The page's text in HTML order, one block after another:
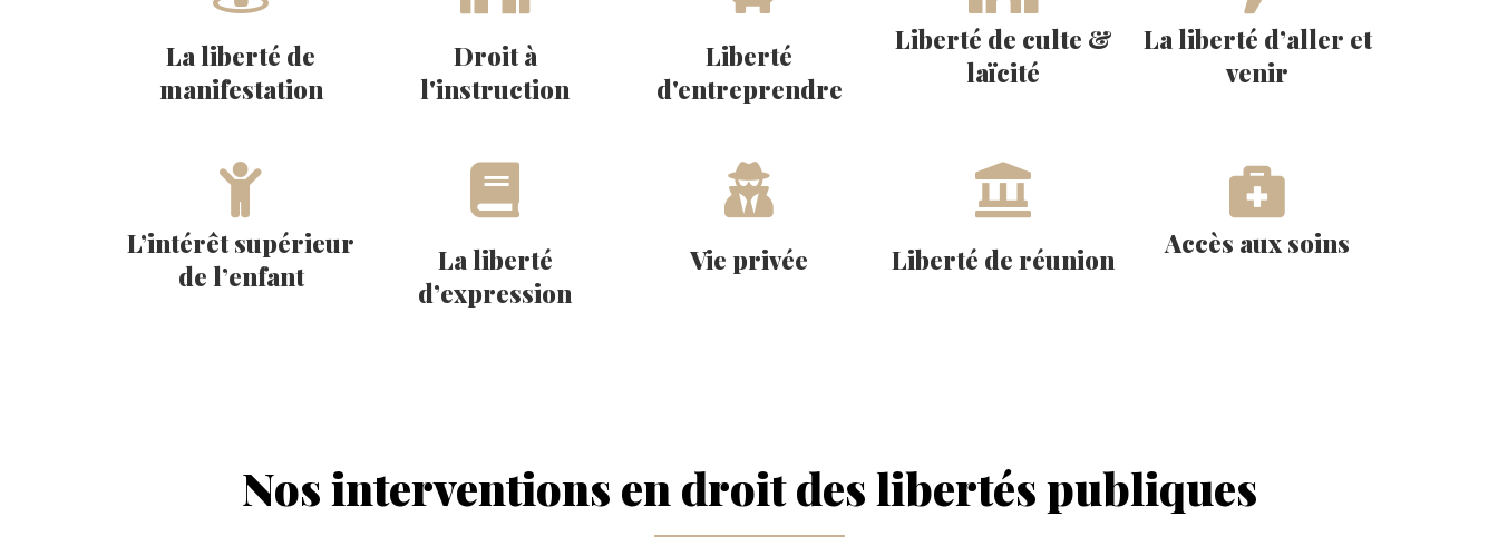
La liberté de
manifestation
Droit à
l'instruction
Liberté
d'entreprendre
Liberté de culte &
laïcité
La liberté d’aller et
venir
L’intérêt supérieur
de l’enfant
La liberté
d’expression
Vie privée Liberté de réunion Accès aux soins
Nos interventions en droit des libertés publiques